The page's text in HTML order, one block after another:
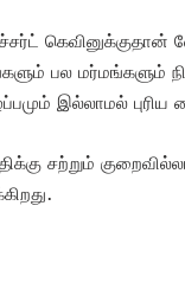
பல மர்மங்களும்
இல்லாமல் புரிய
சற்றும்